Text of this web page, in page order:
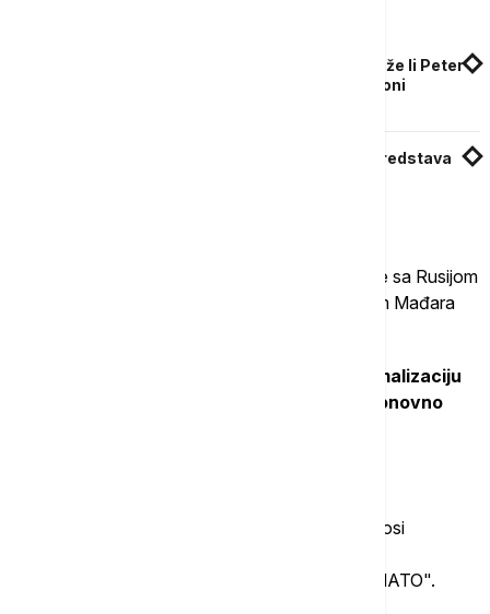
Najavljene ustavne reforme u Mađarskoj: Može li Peter
Mađar bez "personalizovanih" zakona da ukloni
Mađar: Dogovor o oslobađanju zamrznutih sredstava
NATO koristeći pravo veta i negujući bliske veze sa Rusijom
i Kinom, očekuje se da Mađarska pod vođstvom Mađara
Nemačka očekivanja usmerena su na normalizaciju
evropske i spoljne politike Mađarske i na ponovno
Po njegovom mišljenju, nemačko-mađarski odnosi
budimpeštanske "politike blokada i veta u EU i NATO".